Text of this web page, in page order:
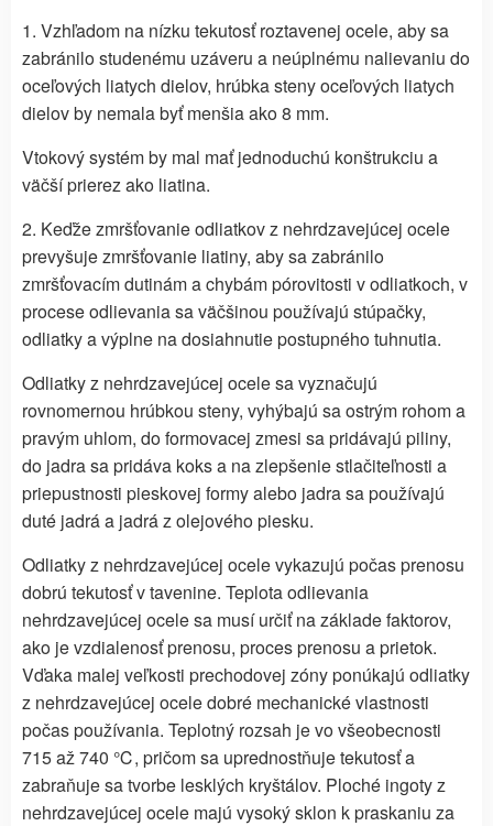
1. Vzhľadom na nízku tekutosť roztavenej ocele, aby sa
zabránilo studenému uzáveru a neúplnému nalievaniu do
oceľových liatych dielov, hrúbka steny oceľových liatych
dielov by nemala byť menšia ako 8 mm.
Vtokový systém by mal mať jednoduchú konštrukciu a
väčší prierez ako liatina.
2. Keďže zmršťovanie odliatkov z nehrdzavejúcej ocele
prevyšuje zmršťovanie liatiny, aby sa zabránilo
zmršťovacím dutinám a chybám pórovitosti v odliatkoch, v
procese odlievania sa väčšinou používajú stúpačky,
odliatky a výplne na dosiahnutie postupného tuhnutia.
Odliatky z nehrdzavejúcej ocele sa vyznačujú
rovnomernou hrúbkou steny, vyhýbajú sa ostrým rohom a
pravým uhlom, do formovacej zmesi sa pridávajú piliny,
do jadra sa pridáva koks a na zlepšenie stlačiteľnosti a
priepustnosti pieskovej formy alebo jadra sa používajú
duté jadrá a jadrá z olejového piesku.
Odliatky z nehrdzavejúcej ocele vykazujú počas prenosu
dobrú tekutosť v tavenine. Teplota odlievania
nehrdzavejúcej ocele sa musí určiť na základe faktorov,
ako je vzdialenosť prenosu, proces prenosu a prietok.
Vďaka malej veľkosti prechodovej zóny ponúkajú odliatky
z nehrdzavejúcej ocele dobré mechanické vlastnosti
počas používania. Teplotný rozsah je vo všeobecnosti
715 až 740 ℃, pričom sa uprednostňuje tekutosť a
zabraňuje sa tvorbe lesklých kryštálov. Ploché ingoty z
nehrdzavejúcej ocele majú vysoký sklon k praskaniu za